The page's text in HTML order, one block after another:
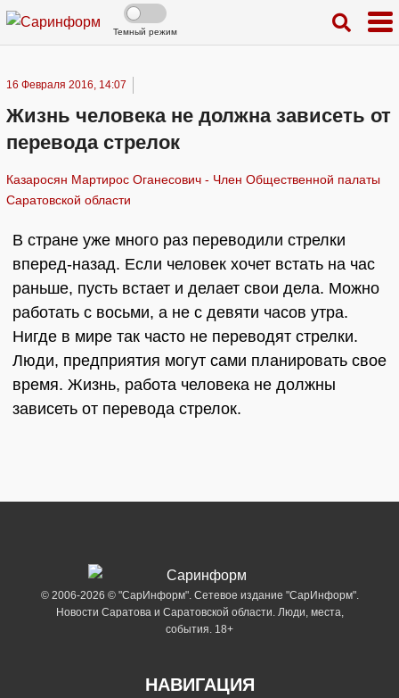
Темный режим
16 Февраля 2016, 14:07
Жизнь человека не должна зависеть от
перевода стрелок
Казаросян Мартирос Оганесович - Член Общественной палаты
Саратовской области
В стране уже много раз переводили стрелки
вперед-назад. Если человек хочет встать на час
раньше, пусть встает и делает свои дела. Можно
работать с восьми, а не с девяти часов утра.
Нигде в мире так часто не переводят стрелки.
Люди, предприятия могут сами планировать свое
время. Жизнь, работа человека не должны
зависеть от перевода стрелок.
© 2006-2026 © "СарИнформ". Сетевое издание "СарИнформ".
Новости Саратова и Саратовской области. Люди, места,
события. 18+
НАВИГАЦИЯ